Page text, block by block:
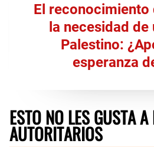
El reconocimiento
la necesidad de
Palestino:
esperanza
ESTO NO LES GUSTA A
AUTORITARIOS